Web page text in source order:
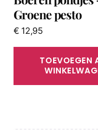
Groene pesto
€ 12,95
TOEVOEGEN